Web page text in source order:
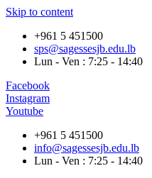
Skip to content
+961 5 451500
sps@sagessesjb.edu.lb
Lun - Ven : 7:25 - 14:40
Facebook
Instagram
Youtube
+961 5 451500
info@sagessesjb.edu.lb
Lun - Ven : 7:25 - 14:40